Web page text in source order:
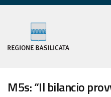
M5s: “Il bilancio